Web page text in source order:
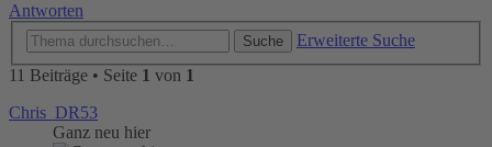
Antworten
Suche
Erweiterte Suche
11 Beiträge • Seite 1 von 1
Chris_DR53
Ganz neu hier